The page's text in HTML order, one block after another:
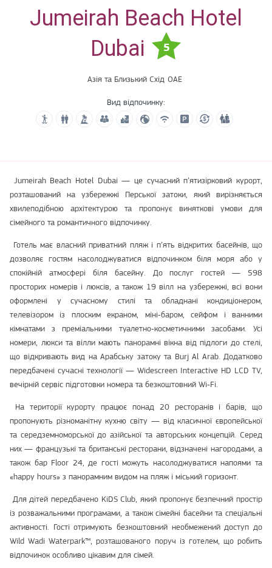
Jumeirah Beach Hotel
Dubai
5
Азія та Близький Схід ОАЕ
Вид відпочинку:
Jumeirah Beach Hotel Dubai — це сучасний п’ятизірковий курорт,
розташований на узбережжі Перської затоки, який вирізняється
хвилеподібною архітектурою та пропонує виняткові умови для
сімейного та романтичного відпочинку.
Готель має власний приватний пляж і п’ять відкритих басейнів, що
дозволяє гостям насолоджуватися відпочинком біля моря або у
спокійній атмосфері біля басейну. До послуг гостей — 598
просторих номерів і люксів, а також 19 вілл на узбережжі, всі вони
оформлені у сучасному стилі та обладнані кондиціонером,
телевізором із плоским екраном, міні‑баром, сейфом і ванними
кімнатами з преміальними туалетно‑косметичними засобами. Усі
номери, люкси та вілли мають панорамні вікна від підлоги до стелі,
що відкривають вид на Арабську затоку та Burj Al Arab. Додатково
передбачені сучасні технології — Widescreen Interactive HD LCD TV,
вечірній сервіс підготовки номера та безкоштовний Wi‑Fi.
На території курорту працює понад 20 ресторанів і барів, що
пропонують різноманітну кухню світу — від класичної європейської
та середземноморської до азійської та авторських концепцій. Серед
них — французькі та британські ресторани, відзначені нагородами, а
також бар Floor 24, де гості можуть насолоджуватися напоями та
«happy hours» з панорамним видом на пляж і міський горизонт.
Для дітей передбачено KiDS Club, який пропонує безпечний простір
із розважальними програмами, а також сімейні басейни та спеціальні
активності. Гості отримують безкоштовний необмежений доступ до
Wild Wadi Waterpark™, розташованого поруч із готелем, що робить
відпочинок особливо цікавим для сімей.